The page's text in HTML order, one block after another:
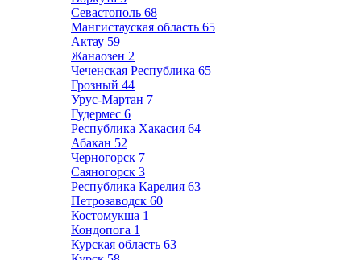
Севастополь 68
Мангистауская область 65
Актау 59
Жанаозен 2
Чеченская Республика 65
Грозный 44
Урус-Мартан 7
Гудермес 6
Республика Хакасия 64
Абакан 52
Черногорск 7
Саяногорск 3
Республика Карелия 63
Петрозаводск 60
Костомукша 1
Кондопога 1
Курская область 63